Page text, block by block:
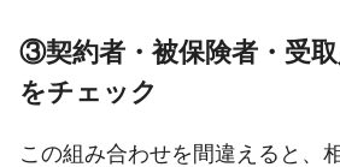
③契約者・被保険者・受取
をチェック
この組み合わせを間違えると、